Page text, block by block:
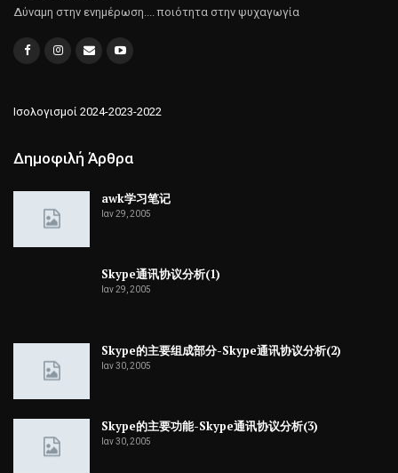
Δύναμη στην ενημέρωση.... ποιότητα στην ψυχαγωγία
Ισολογισμοί 2024-2023-2022
Δημοφιλή Άρθρα
awk学习笔记
Ιαν 29, 2005
Skype通讯协议分析(1)
Ιαν 29, 2005
Skype的主要组成部分-Skype通讯协议分析(2)
Ιαν 30, 2005
Skype的主要功能-Skype通讯协议分析(3)
Ιαν 30, 2005